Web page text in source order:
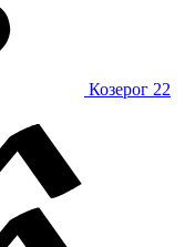
Козерог 22